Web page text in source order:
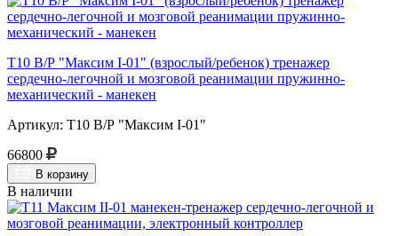
Т10 В/Р "Максим I-01" (взрослый/ребенок) тренажер
сердечно-легочной и мозговой реанимации пружинно-
механический - манекен
Артикул: Т10 В/Р "Максим I-01"
66800
В корзину
В наличии